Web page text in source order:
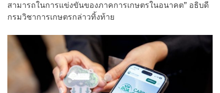
สามารถในการแข่งขันของภาคการเกษตรในอนาคต” อธิบดี
กรมวิชาการเกษตรกล่าวทิ้งท้าย